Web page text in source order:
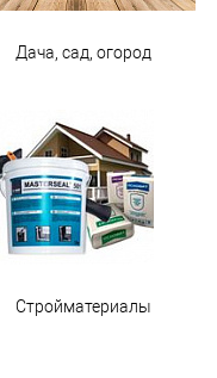
Дача, сад, огород
Стройматериалы